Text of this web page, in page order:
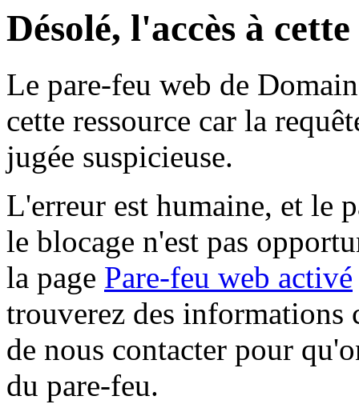
Désolé, l'accès à
Le pare-feu web de
cette ressource car la
jugée suspicieuse.
L'erreur est humaine, et le
le blocage n'est pas
la page Pare-feu web activé
trouverez des informations
de nous contacter pour
du pare-feu.